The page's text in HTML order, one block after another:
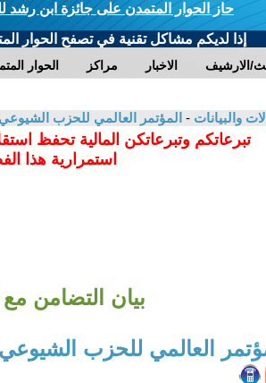
حاز الحوار المتمدن على جائزة ابن رشد
إذا لديكم مشاكل تقنية في تصفح الحوار
الحوار مراكز الاخبار الارشيف
والبيانات - المؤتمر العالمي للحزب الشيوعي
تبرعاتكم وتبرعاتكن المالية تحفظ
استمرارية هذا
بيان التضامن
العالمي للحزب الشيوعي